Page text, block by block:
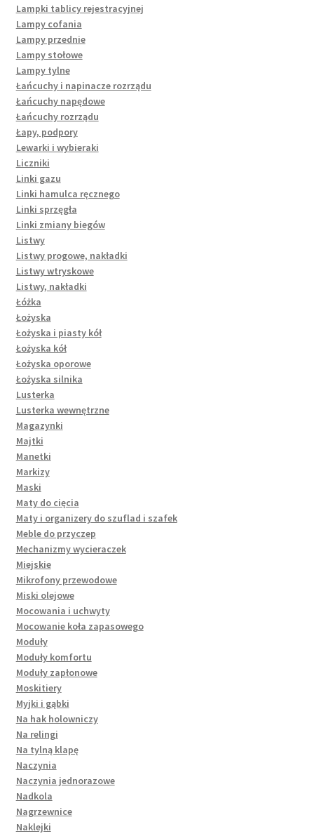
Lampki tablicy rejestracyjnej
Lampy cofania
Lampy przednie
Lampy stołowe
Lampy tylne
Łańcuchy i napinacze rozrządu
Łańcuchy napędowe
Łańcuchy rozrządu
Łapy, podpory
Lewarki i wybieraki
Liczniki
Linki gazu
Linki hamulca ręcznego
Linki sprzęgła
Linki zmiany biegów
Listwy
Listwy progowe, nakładki
Listwy wtryskowe
Listwy, nakładki
Łóżka
Łożyska
Łożyska i piasty kół
Łożyska kół
Łożyska oporowe
Łożyska silnika
Lusterka
Lusterka wewnętrzne
Magazynki
Majtki
Manetki
Markizy
Maski
Maty do cięcia
Maty i organizery do szuflad i szafek
Meble do przyczep
Mechanizmy wycieraczek
Miejskie
Mikrofony przewodowe
Miski olejowe
Mocowania i uchwyty
Mocowanie koła zapasowego
Moduły
Moduły komfortu
Moduły zapłonowe
Moskitiery
Myjki i gąbki
Na hak holowniczy
Na relingi
Na tylną klapę
Naczynia
Naczynia jednorazowe
Nadkola
Nagrzewnice
Naklejki